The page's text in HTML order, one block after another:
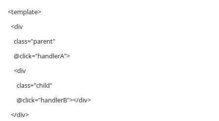
<template>
<div
class="parent"
@click="handlerA">
<div
class="child"
@click="handlerB"></div>
</div>